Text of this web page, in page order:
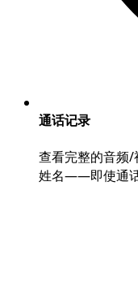
通话记录
查看完整的音频/
姓名——即使通话